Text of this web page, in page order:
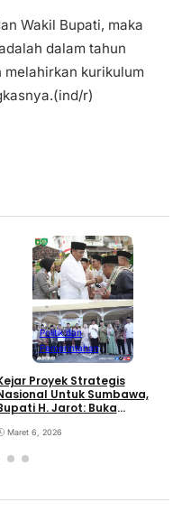
Wakil Bupati, maka
dalam tahun
melahirkan kurikulum
r)
Politik dan
Pemerintahan
Proyek Strategis
Untuk Sumbawa,
H. Jarot: Buka
Perekonomian
Maret 6, 2026